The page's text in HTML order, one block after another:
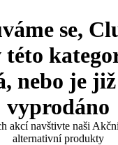
se,
nebo je
vyprodáno
akcí navštivte naši
alternativní produkty